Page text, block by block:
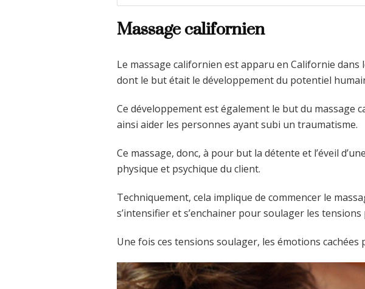
Massage californien
Le massage californien est apparu en Californie
dont le but était le développement du potentiel
Ce développement est également le but du massage
ainsi aider les personnes ayant subi un traumatisme.
Ce massage, donc, à pour but la détente et l’éveil
physique et psychique du client.
Techniquement, cela implique de commencer le
s’intensifier et s’enchainer pour soulager les
Une fois ces tensions soulager, les émotions